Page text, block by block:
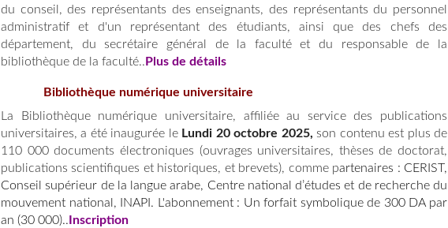
du conseil, des représentants des enseignants, des représentants du personnel
administratif et d'un représentant des étudiants, ainsi que des chefs des
département, du secrétaire général de la faculté et du responsable de la
bibliothèque de la faculté.. Plus de détails
Bibliothèque numérique universitaire
La Bibliothèque numérique universitaire, affiliée au service des publications
universitaires, a été inaugurée leLundi 20 octobre 2025, son contenu est plus de
110 000 documents électroniques (ouvrages universitaires, thèses de doctorat,
publications scientifiques et historiques, et brevets), comme partenaires : CERIST,
Conseil supérieur de la langue arabe, Centre national d’études et de recherche du
mouvement national, INAPI. L'abonnement : Un forfait symbolique de 300 DA par
an (30 000).. Inscription